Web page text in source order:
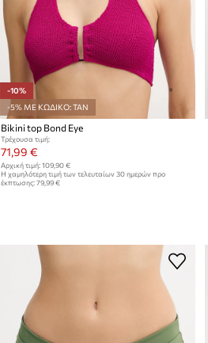
-10%
-5% ΜΕ ΚΩΔΙΚΟ: TAN
Bikini top Bond Eye
Τρέχουσα τιμή:
71,99 €
Αρχική τιμή: 109,90 €
Η χαμηλότερη τιμή των τελευταίων 30 ημερών προ
έκπτωσης: 79,99 €